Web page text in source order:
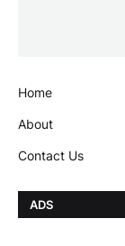
Home
About
Contact Us
ADS